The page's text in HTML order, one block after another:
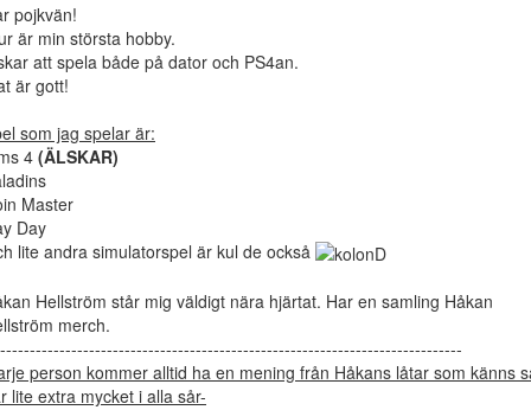
pojkvän!
är min största hobby.
att spela både på dator och PS4an.
är gott!
som jag spelar är:
4 (ÄLSKAR)
Master
Day
lite andra simulatorspel är kul de också
Hellström står mig väldigt nära hjärtat. Har en samling Håkan
merch.
person kommer alltid ha en mening från Håkans låtar som känns
lite extra mycket i alla sår-